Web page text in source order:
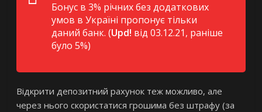
Бонус в 3% річних без додаткових
умов в Україні пропонує тільки
даний банк. (Upd! від 03.12.21, раніше
було 5%)
Відкрити депозитний рахунок теж можливо, але
через нього скористатися грошима без штрафу (за